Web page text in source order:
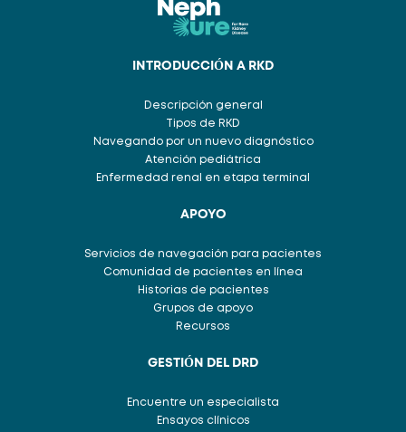
INTRODUCCIÓN A RKD
Descripción general
Tipos de RKD
Navegando por un nuevo diagnóstico
Atención pediátrica
Enfermedad renal en etapa terminal
APOYO
Servicios de navegación para pacientes
Comunidad de pacientes en línea
Historias de pacientes
Grupos de apoyo
Recursos
GESTIÓN DEL DRD
Encuentre un especialista
Ensayos clínicos